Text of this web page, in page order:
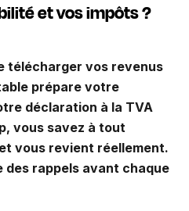
et vos impôts ?
télécharger vos revenus
prépare votre
déclaration à la TVA
vous savez à tout
vous revient réellement.
des rappels avant chaque